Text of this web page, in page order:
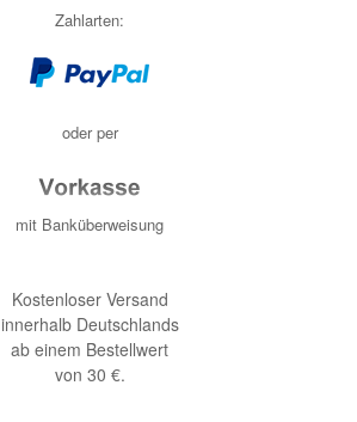
Zahlarten:
oder per
mit Banküberweisung
Kostenloser Versand
innerhalb Deutschlands
ab einem Bestellwert
von 30 €.